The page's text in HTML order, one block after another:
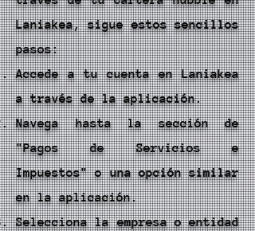
Laniakea, sigue estos sencillos
pasos:
Accede a tu cuenta en Laniakea
a través de la aplicación.
Navega hasta la sección de
"Pagos de Servicios e
Impuestos" o una opción similar
en la aplicación.
Selecciona la empresa o entidad